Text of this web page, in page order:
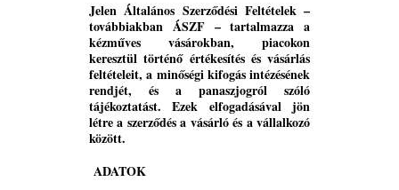
Jelen Általános Szerződési Feltételek –
továbbiakban ÁSZF – tartalmazza a
kézműves vásárokban, piacokon
keresztül történő értékesítés és vásárlás
feltételeit, a minőségi kifogás intézésének
rendjét, és a panaszjogról szóló
tájékoztatást. Ezek elfogadásával jön
létre a szerződés a vásárló és a vállalkozó
között.
ADATOK